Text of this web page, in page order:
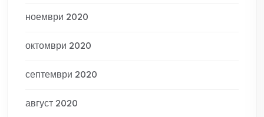
ноември 2020
октомври 2020
септември 2020
август 2020